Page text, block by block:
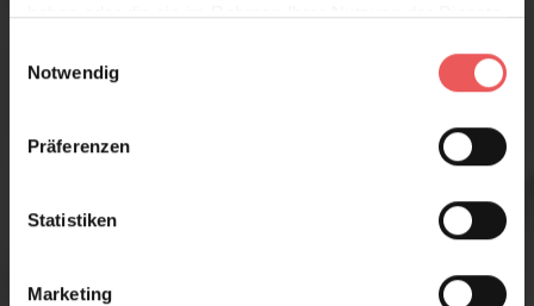
haben oder die sie im Rahmen Ihrer Nutzung der Dienste
Notwendig
Präferenzen
Statistiken
Marketing